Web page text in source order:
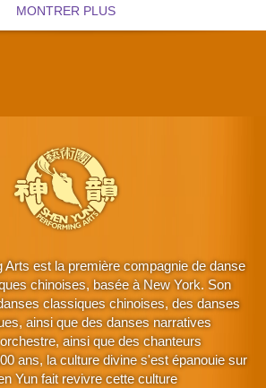
MONTRER PLUS
Arts est la première compagnie de danse
chinoises, basée à New York. Son
classiques chinoises, des danses
ainsi que des danses narratives
ainsi que des chanteurs
ans, la culture divine s'est épanouie sur
Yun fait revivre cette culture